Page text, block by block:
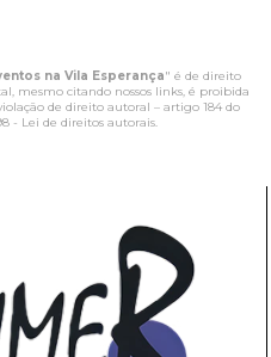
na Vila Esperança" é de direito
mesmo citando nossos links, é proibida
de direito autoral – artigo 184 do
- Lei de direitos autorais.